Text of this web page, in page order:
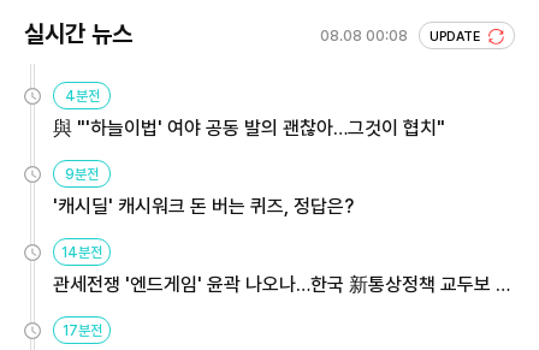
실시간 뉴스 08.08 00:08 UPDATE
4분전
與 "'하늘이법' 여야 공동 발의 괜찮아…그것이 협치"
9분전
'캐시딜' 캐시워크 돈 버는 퀴즈, 정답은?
14분전
관세전쟁 '엔드게임' 윤곽 나오나…한국 新통상정책 교두보 활
용해야
17분전